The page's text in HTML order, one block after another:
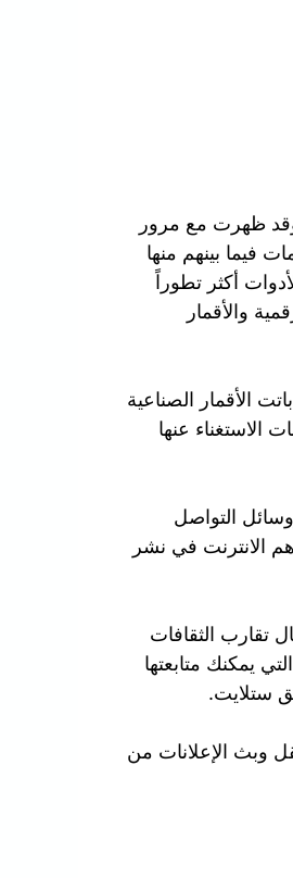
ظهرت مع مرور
فيما بينهم منها
أكثر تطوراً
والأقمار
في عصرنا الحالي ومنذ ان تم بث أول إشارة عبر الأقمار الصناعية منذ عام 1962 باتت الأقمار الصناعية
الاستغناء عنها
التواصل
الانترنت في نشر
تقارب الثقافات
يمكنك متابعتها
ستلايت.
وبث الإعلانات من